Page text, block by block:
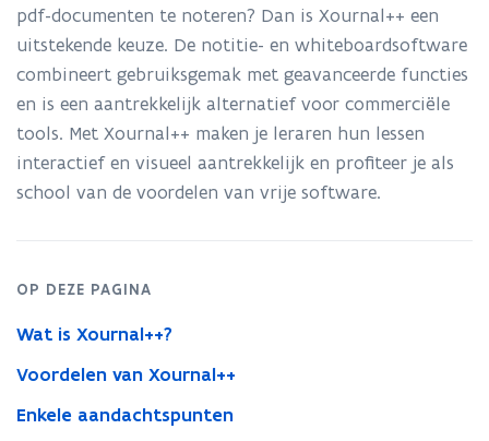
creatief
lesgeven
pdf-documenten te noteren? Dan is Xournal++ een
uitstekende keuze. De notitie- en whiteboardsoftware
combineert gebruiksgemak met geavanceerde functies
en is een aantrekkelijk alternatief voor commerciële
tools. Met Xournal++ maken je leraren hun lessen
interactief en visueel aantrekkelijk en profiteer je als
school van de voordelen van vrije software.
OP DEZE PAGINA
Wat is Xournal++?
Voordelen van Xournal++
Enkele aandachtspunten